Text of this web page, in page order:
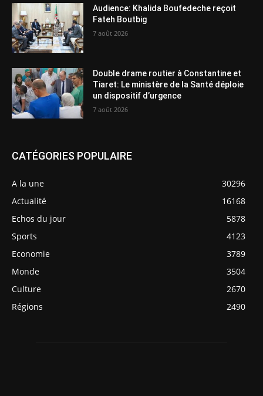
Audience: Khalida Boufedeche reçoit
Fateh Boutbig
7 août 2026
Double drame routier à Constantine et
Tiaret: Le ministère de la Santé déploie
un dispositif d’urgence
7 août 2026
CATÉGORIES POPULAIRE
A la une
30296
Actualité
16168
Echos du jour
5878
Sports
4123
Economie
3789
Monde
3504
Culture
2670
Régions
2490